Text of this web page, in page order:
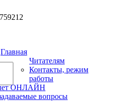
759212
Главная
Читателям
Контакты, режим
работы
ОНЛАЙН
вопросы